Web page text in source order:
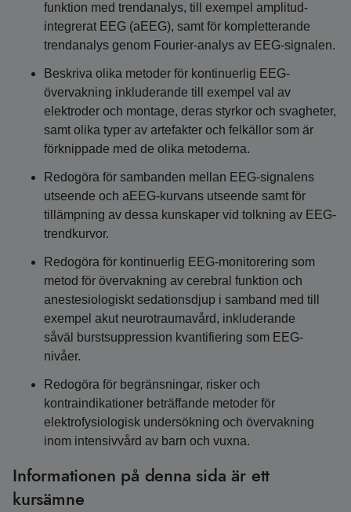
funktion med trendanalys, till exempel amplitud-
integrerat EEG (aEEG), samt för kompletterande
trendanalys genom Fourier-analys av EEG-signalen.
Beskriva olika metoder för kontinuerlig EEG-
övervakning inkluderande till exempel val av
elektroder och montage, deras styrkor och svagheter,
samt olika typer av artefakter och felkällor som är
förknippade med de olika metoderna.
Redogöra för sambanden mellan EEG-signalens
utseende och aEEG-kurvans utseende samt för
tillämpning av dessa kunskaper vid tolkning av EEG-
trendkurvor.
Redogöra för kontinuerlig EEG-monitorering som
metod för övervakning av cerebral funktion och
anestesiologiskt sedationsdjup i samband med till
exempel akut neurotraumavård, inkluderande
såväl burstsuppression kvantifiering som EEG-
nivåer.
Redogöra för begränsningar, risker och
kontraindikationer beträffande metoder för
elektrofysiologisk undersökning och övervakning
inom intensivvård av barn och vuxna.
Informationen på denna sida är ett
kursämne